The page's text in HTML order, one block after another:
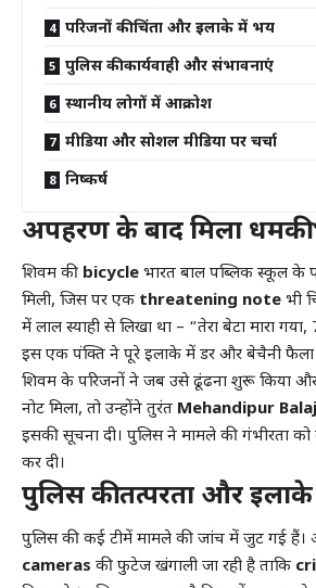
परिजनों की चिंता और इलाके में भय
पुलिस की कार्यवाही और संभावनाएं
स्थानीय लोगों में आक्रोश
मीडिया और सोशल मीडिया पर चर्चा
निष्कर्ष
अपहरण के बाद मिला धमकी
शिवम की bicycle भारत बाल पब्लिक स्कूल के
मिली, जिस पर एक threatening note भी
में लाल स्याही से लिखा था – “तेरा बेटा मारा
इस एक पंक्ति ने पूरे इलाके में डर और बेचैनी फैला
शिवम के परिजनों ने जब उसे ढूंढना शुरू किया
नोट मिला, तो उन्होंने तुरंत Mehandipur
इसकी सूचना दी। पुलिस ने मामले की गंभीरता
कर दी।
पुलिस की तत्परता और
पुलिस की कई टीमें मामले की जांच में जुट गई
cameras की फुटेज खंगाली जा रही है ताकि